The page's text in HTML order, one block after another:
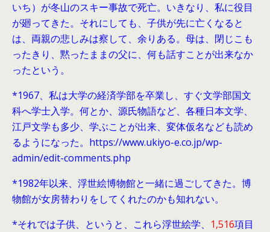
いち）が冬山のスキー事故で死亡。いきなり、私に役目
が廻ってきた。それにしても、子供が先に亡くなると
は、両親の悲しみは察して、余りある。母は、閉じこも
ったきり、黙ったままの父に、何も話すことが出来なか
ったという。
*1967、私は大学の経済学部を卒業し、すぐ文学部国文
科へ学士入学。何とか、源氏物語など、各種日本文学、
江戸文学も多少、学ぶことが出来、変体仮名なども読め
るようになった。https://www.ukiyo-e.co.jp/wp-
admin/edit-comments.php
*1982年以来、浮世絵博物館と一緒に過ごしてきた。博
物館が女房替わりをしてくれたのかも知れない。
*それでは子供、というと、これら浮世絵学、 1,516項目